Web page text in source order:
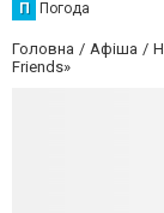
П Погода
Головна Афіша
Friends»